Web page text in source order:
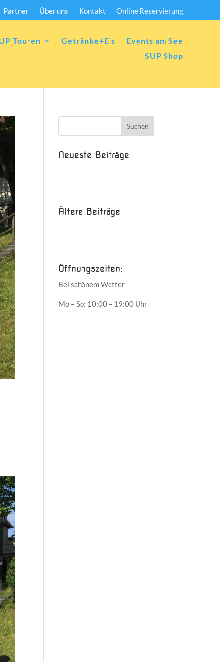
Partner Über uns Kontakt Online Reservierung
Touren Getränke+Eis
Events am See
SUP Shop
Neueste Beiträge
Ältere Beiträge
Öffnungszeiten:
Bei schönem Wetter
Mo – So: 10:00 – 19:00 Uhr